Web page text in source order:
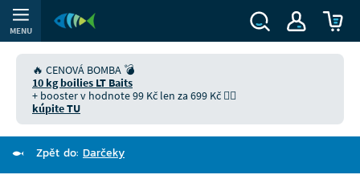
MENU
🔥 CENOVÁ BOMBA 💣
10 kg boilies LT Baits
+ booster v hodnote 99 Kč len za 699 Kč 👉🏻
kúpite TU
Zpět do: Darčeky